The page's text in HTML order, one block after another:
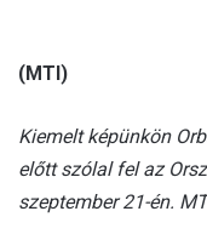
(MTI)
Kiemelt képünkön
előtt szólal fel az
szeptember 21-én.